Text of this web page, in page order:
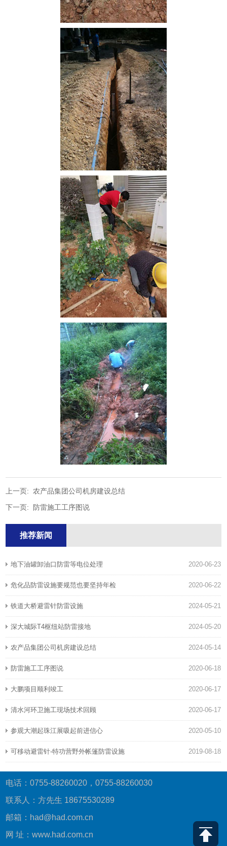
上一页:农产品集团公司机房建设总结
下一页:
防雷施工工序图说
推荐新闻
2020-06-23
地下油罐卸油口防雷等电位处理
2020-06-22
危化品防雷设施要规范也要坚持年检
2024-05-21
铁道大桥避雷针防雷设施
2024-05-20
深大城际T4枢纽站防雷接地
2024-05-14
农产品集团公司机房建设总结
2020-06-18
防雷施工工序图说
2020-06-17
大鹏项目顺利竣工
2020-06-17
清水河环卫施工现场技术回顾
2020-05-10
参观大潮起珠江展吸起前进信心
2019-08-18
可移动避雷针-特功营野外帐篷防雷设施
电话：0755-88260020，0755-88260030
联系人：方先生 18675530289
邮箱：had@had.com.cn
网 址：www.had.com.cn